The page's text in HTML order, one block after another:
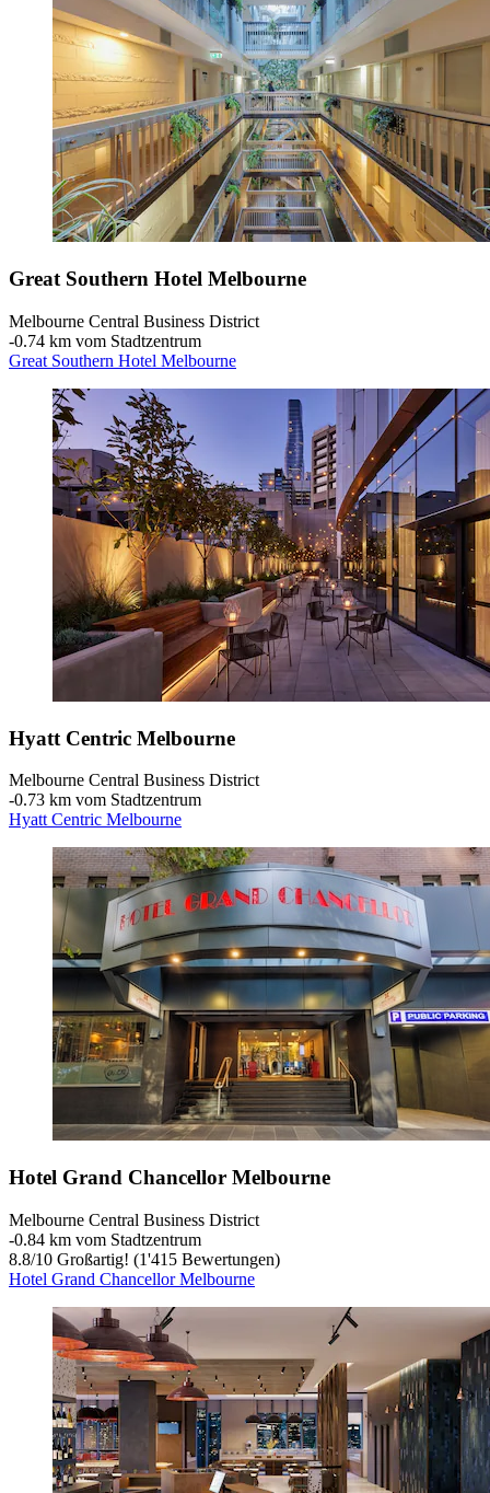
Great Southern Hotel Melbourne
Melbourne Central Business District
‐0.74 km vom Stadtzentrum
Great Southern Hotel Melbourne
Hyatt Centric Melbourne
Melbourne Central Business District
‐0.73 km vom Stadtzentrum
Hyatt Centric Melbourne
Hotel Grand Chancellor Melbourne
Melbourne Central Business District
‐0.84 km vom Stadtzentrum
8.8/10 Großartig! (1'415 Bewertungen)
Hotel Grand Chancellor Melbourne